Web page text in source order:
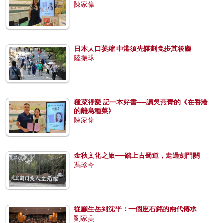
陳家偉
日本人口萎縮 中港須先謀劃免步其後塵
陸振球
種菜得愛 記一本好書──讀吳燕青的《在香港
的離島種菜》
陳家偉
金秋文化之旅──踏上古蜀道，走過劍門關
馮珍今
從顧生岳到沈平：一個座右銘的兩代傳承
劉家美